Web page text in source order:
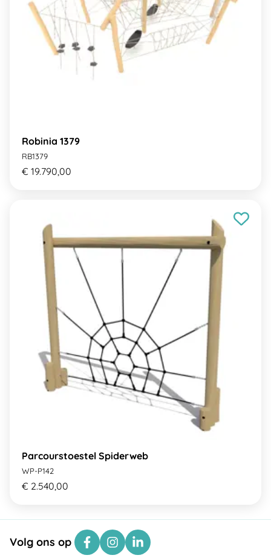
Robinia 1379
RB1379
€ 19.790,00
Parcourstoestel Spiderweb
WP-P142
€ 2.540,00
Volg ons op